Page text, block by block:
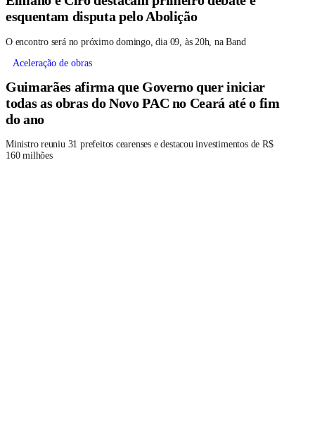
esquentam disputa pelo Abolição
O encontro será no próximo domingo, dia 09, às 20h, na Band
Aceleração de obras
Guimarães afirma que Governo quer iniciar
todas as obras do Novo PAC no Ceará até o fim
do ano
Ministro reuniu 31 prefeitos cearenses e destacou investimentos de R$
160 milhões